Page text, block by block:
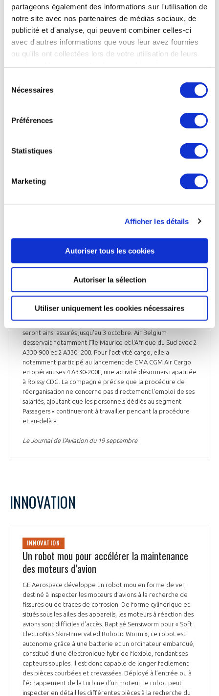
partageons également des informations sur l'utilisation de
notre site avec nos partenaires de médias sociaux, de
publicité et d'analyse, qui peuvent combiner celles-ci
avec d'autres informations que vous leur avez fournies
ou qu'ils ont collectées lors de votre utilisation de leurs
Nécessaires
Préférences
Statistiques
Marketing
Afficher les détails
Autoriser tous les cookies
Autoriser la sélection
Utiliser uniquement les cookies nécessaires
réaménagement des appareils. « En raison des pénuries
mondiales de matériaux et de la réduction des capacités de
utilisés avec la configuration originelle avec de légères
modifications dans la cabine et du design d’Edelweiss », a
expliqué la compagnie aérienne suisse dans un communiqué.
qui comprend plus de 20 destinations en Amérique du Nord,
centrale et du Sud ainsi qu’en Afrique, en Asie, au Moyen-
les destinations long-courriers d’Edelweiss « retrouvera le
niveau d’avant-Covid ».
Air Belgium met fin à son activité de transport
souhaitant désormais se concentrer sur le cargo et l'ACMI
(Aircraft, Crew, Maintenance, Insurance). Air Belgium va ainsi
de transport de passagers commercialisés en propre. Air
Belgium explique avoir été particulièrement impactée par
en Ukraine, la flambée des prix des carburants ou encore
l'inflation. Ses vols de transport de passagers programmés
seront ainsi assurés jusqu'au 3 octobre. Air Belgium
desservait notamment l'île Maurice et l'Afrique du Sud avec 2
A330-900 et 2 A330- 200. Pour l'activité cargo, elle a
notamment participé au lancement de CMA CGM Air Cargo
en opérant ses 4 A330-200F, une activité désormais rapatriée
à Roissy CDG. La compagnie précise que la procédure de
réorganisation ne concerne pas directement l'emploi de ses
salariés, ajoutant que les personnels dédiés au segment
Passagers « continueront à travailler pendant la procédure
et au-delà ».
Le Journal de l’Aviation du 19 septembre
INNOVATION
INNOVATION
Un robot mou pour accélérer la maintenance
des moteurs d’avion
GE Aerospace développe un robot mou en forme de ver,
destiné à inspecter les moteurs d’avions à la recherche de
fissures ou de traces de corrosion. De forme cylindrique et
situés sous les ailes des appareils, les moteurs à réaction des
avions sont difficiles d'accès. Baptisé Sensiworm pour « Soft
ElectroNics Skin-Innervated Robotic Worm », ce robot est
autonome grâce à une batterie et un ordinateur embarqué,
constitué d’une électronique hybride flexible, rendant ses
capteurs souples. Il est donc capable de longer facilement
des pièces courbées et crevassées. Déployé à l’entrée ou à
l’échappement de la turbine d’un moteur, le robot peut
inspecter en détail les différentes pièces à la recherche du